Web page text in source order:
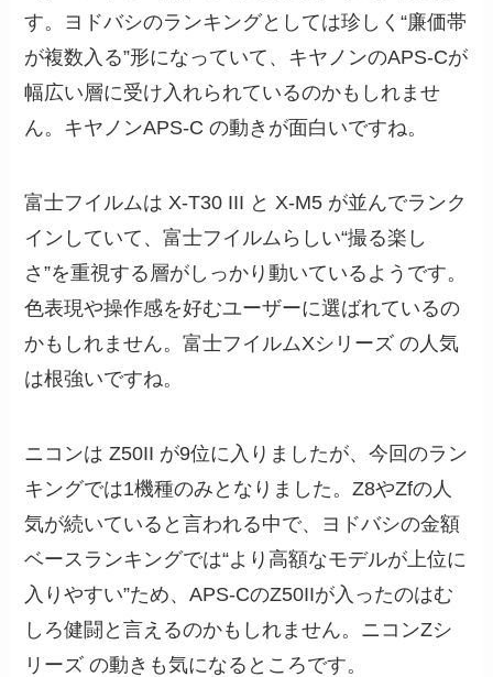
す。ヨドバシのランキングとしては珍しく“廉価帯
が複数入る”形になっていて、キヤノンのAPS-Cが
幅広い層に受け入れられているのかもしれませ
ん。キヤノンAPS-C の動きが面白いですね。
富士フイルムは X-T30 III と X-M5 が並んでランク
インしていて、富士フイルムらしい“撮る楽し
さ”を重視する層がしっかり動いているようです。
色表現や操作感を好むユーザーに選ばれているの
かもしれません。富士フイルムXシリーズ の人気
は根強いですね。
ニコンは Z50II が9位に入りましたが、今回のラン
キングでは1機種のみとなりました。Z8やZfの人
気が続いていると言われる中で、ヨドバシの金額
ベースランキングでは“より高額なモデルが上位に
入りやすい”ため、APS-CのZ50IIが入ったのはむ
しろ健闘と言えるのかもしれません。ニコンZシ
リーズ の動きも気になるところです。